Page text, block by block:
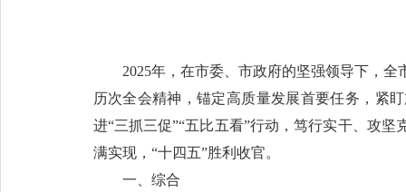
2025年，在市委、市政府的坚强领导下，
历次全会精神，锚定高质量发展首要任务，紧
进“三抓三促”“五比五看”行动，笃行实干、攻
满实现，“十四五”胜利收官。
一、综合